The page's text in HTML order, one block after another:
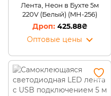
Лента, Неон в Бухте 5м
220V (Белый) (MH-256)
425.88₴
Оптовые цены